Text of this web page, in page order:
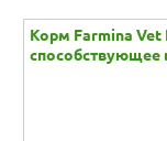
Корм Farmina Vet
способствующее